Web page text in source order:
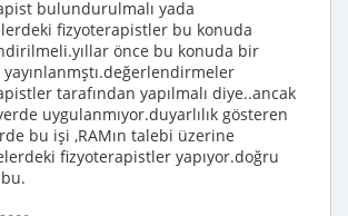
bulundurulmalı yada
fizyoterapistler bu konuda
önce bu konuda bir
tarafından yapılmalı diye..ancak
uygulanmıyor.duyarlılık gösteren
bu işi ,RAMın talebi üzerine
fizyoterapistler yapıyor.doğru